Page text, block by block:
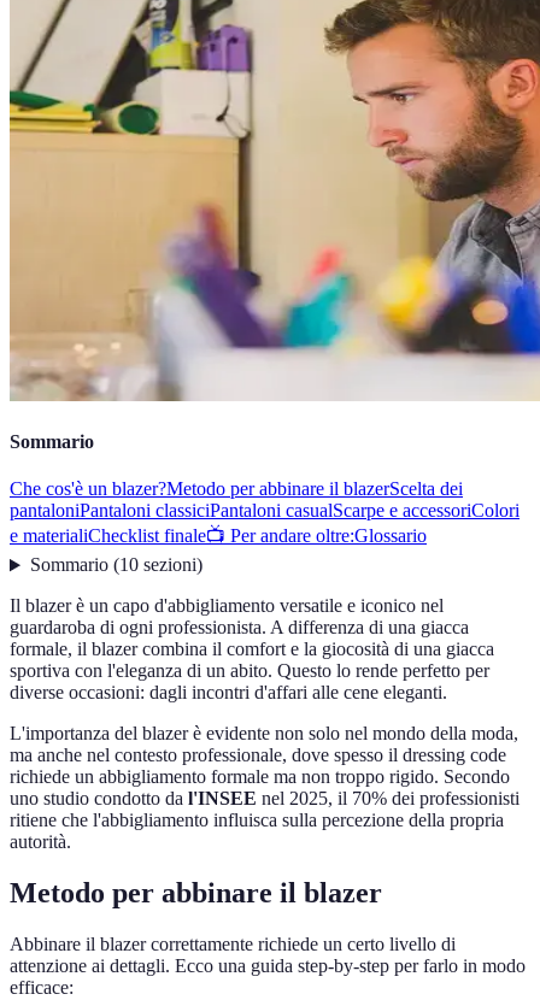
Sommario
Che cos'è un blazer?Metodo per abbinare il blazerScelta dei
pantaloniPantaloni classiciPantaloni casualScarpe e accessoriColori
e materialiChecklist finale📺 Per andare oltre:Glossario
Sommario(10 sezioni)
Il blazer è un capo d'abbigliamento versatile e iconico nel
guardaroba di ogni professionista. A differenza di una giacca
formale, il blazer combina il comfort e la giocosità di una giacca
sportiva con l'eleganza di un abito. Questo lo rende perfetto per
diverse occasioni: dagli incontri d'affari alle cene eleganti.
L'importanza del blazer è evidente non solo nel mondo della moda,
ma anche nel contesto professionale, dove spesso il dressing code
richiede un abbigliamento formale ma non troppo rigido. Secondo
uno studio condotto da l'INSEE nel 2025, il 70% dei professionisti
ritiene che l'abbigliamento influisca sulla percezione della propria
autorità.
Metodo per abbinare il blazer
Abbinare il blazer correttamente richiede un certo livello di
attenzione ai dettagli. Ecco una guida step-by-step per farlo in modo
efficace: